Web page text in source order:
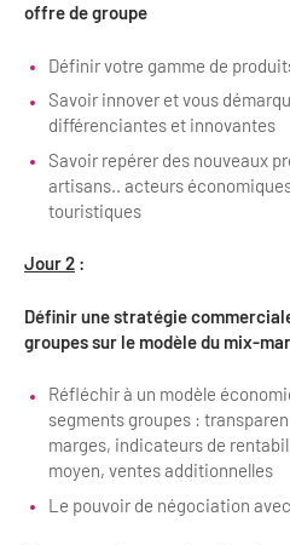
offre de groupe
Définir votre gamme de
Savoir innover et vous
différenciantes et innovantes
Savoir repérer des nouveaux
artisans.. acteurs
touristiques
Jour 2 :
Définir une stratégie
groupes sur le modèle du mix-
Réfléchir à un modèle
segments groupes :
marges, indicateurs de
moyen, ventes additionnelles
Le pouvoir de négociation